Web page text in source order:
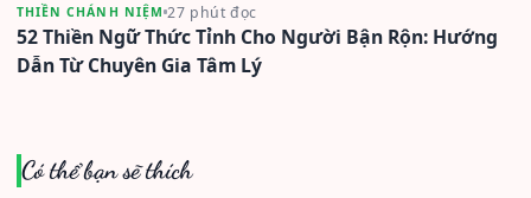
THIỀN CHÁNH NIỆM 27 phút đọc
52 Thiền Ngữ Thức Tỉnh Cho Người Bận Rộn: Hướng
Dẫn Từ Chuyên Gia Tâm Lý
Có thể bạn sẽ thích